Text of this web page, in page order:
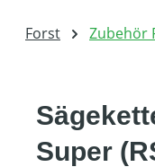
Forst Zubehör
Super